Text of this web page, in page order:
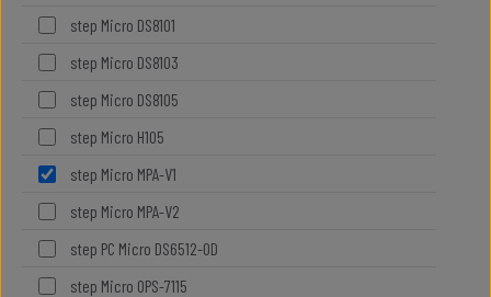
step Micro DS8101
step Micro DS8103
step Micro DS8105
step Micro H105
step Micro MPA-V1
step Micro MPA-V2
step PC Micro DS6512-OD
step Micro OPS-7115